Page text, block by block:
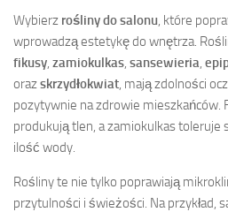
Wybierz rośliny do salonu , które
wprowadzą estetykę do wnętrza.
fikusy zamiokulkas sansewieria
orazskrzydłokwiat , mają zdolności
pozytywnie na zdrowie mieszkańców.
produkują tlen, a zamiokulkas toleruje
ilość wody.
Rośliny te nie tylko poprawiają
przytulności i świeżości. Na przykład,